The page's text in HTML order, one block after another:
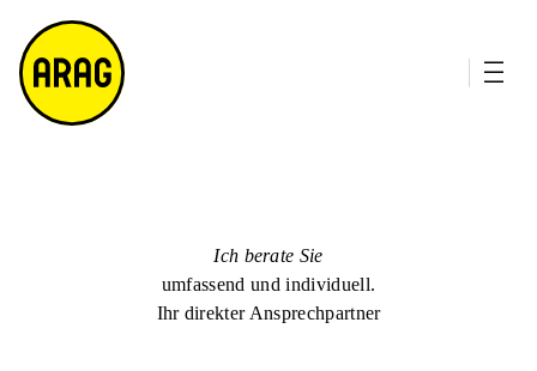
m
a
p
Ich berate Sie
umfassend und individuell.
Ihr direkter Ansprechpartner